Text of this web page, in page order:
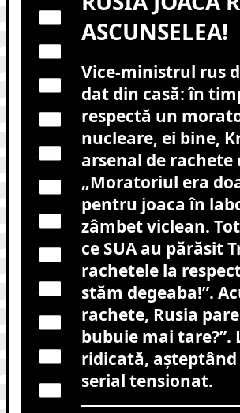
ASCUNSELEA!
Vice-ministrul rus
dat din casă: în
respectă un
nucleare, ei bine,
arsenal de rachete
„Moratoriul era
pentru joaca în
zâmbet viclean.
ce SUA au părăsit
rachetele la
stăm degeaba!”.
rachete, Rusia
bubuie mai tare?”.
ridicată,
serial tensionat.